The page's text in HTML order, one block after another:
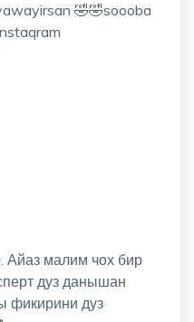
🤣🤣soooba
Айаз малим чох бир
дуз данышан
фикирини дуз